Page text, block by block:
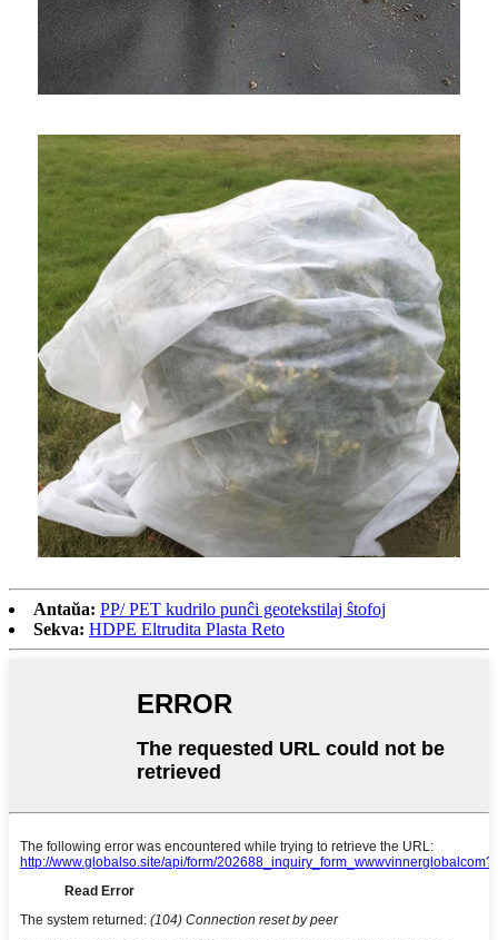
Antaŭa: PP/ PET kudrilo punĉi geotekstilaj ŝtofoj
Sekva: HDPE Eltrudita Plasta Reto